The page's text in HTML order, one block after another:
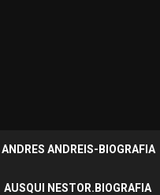
ANDRES ANDREIS-BIOGRAFIA
AUSQUI NESTOR.BIOGRAFIA